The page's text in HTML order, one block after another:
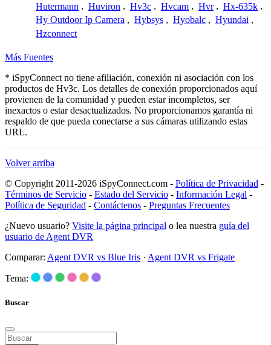
Hutermann , Huviron , Hv3c , Hvcam , Hvr , Hx-635k ,
Hy Outdoor Ip Camera , Hybsys , Hyobalc , Hyundai ,
Hzconnect
Más Fuentes
* iSpyConnect no tiene afiliación, conexión ni asociación con los
productos de Hv3c. Los detalles de conexión proporcionados aquí
provienen de la comunidad y pueden estar incompletos, ser
inexactos o estar desactualizados. No proporcionamos garantía ni
respaldo de que pueda conectarse a sus cámaras utilizando estas
URL.
Volver arriba
© Copyright 2011-2026 iSpyConnect.com - Política de Privacidad -
Términos de Servicio - Estado del Servicio - Información Legal -
Política de Seguridad - Contáctenos - Preguntas Frecuentes
¿Nuevo usuario? Visite la página principal o lea nuestra guía del
usuario de Agent DVR
Comparar: Agent DVR vs Blue Iris · Agent DVR vs Frigate
Tema:
Buscar